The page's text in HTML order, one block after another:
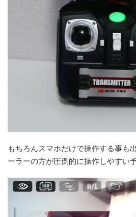
もちろんスマホだけで操作する事も
ーラーの方が圧倒的に操作しやすい予